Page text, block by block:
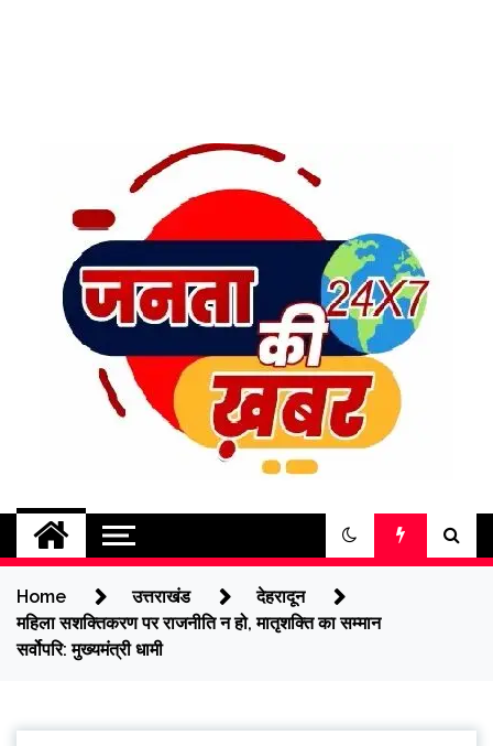
jantakikhabar
Home उत्तराखंड
देहरादून
महिला सशक्तिकरण पर राजनीति न हो, मातृशक्ति का सम्मान
सर्वोपरि: मुख्यमंत्री धामी